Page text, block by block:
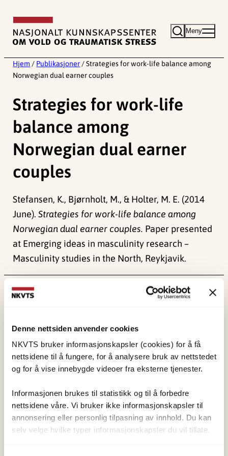
Denne nettsiden anvender cookies
NKVTS bruker informasjonskapsler (cookies) for å få
nettsidene til å fungere, for å analysere bruk av nettstedet
og for å vise innebygde videoer fra eksterne tjenester.
Informasjonen brukes til statistikk og til å forbedre
nettsidene våre. Vi bruker ikke informasjonskapsler til
annonsering eller personlig tilpasning av innhold. Du kan
selv velge hvilke typer informasjonskapsler du vil tillate.
innhold
Meny
Hjem / Publikasjoner / Strategies for work-life balance among
Norwegian dual earner couples
Strategies for work-life
balance among
Norwegian dual earner
couples
Stefansen, K., Bjørnholt, M., & Holter, M. E. (2014
June).Strategies for work-life balance among
Norwegian dual earner couples. Paper presented
at Emerging ideas in masculinity research –
Masculinity studies in the North, Reykjavik.
Publisert:
om vold og traumatisk stress. Formålet er å bidra
til å forebygge og redusere de helsemessige og
sosiale konsekvensene som vold og traumatisk